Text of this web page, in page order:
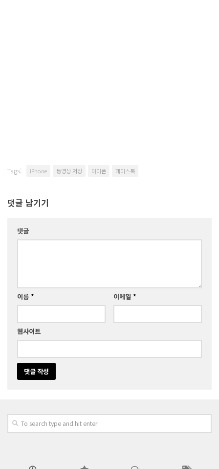
Tags: iPhone 동영상 저장 아이폰 페이스북
댓글 남기기
댓글
이름 * 이메일 *
웹사이트